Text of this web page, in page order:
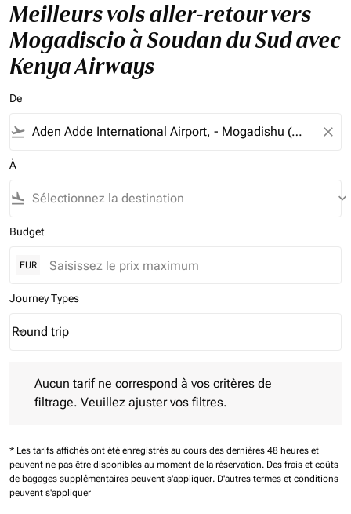
Meilleurs vols aller-retour vers
Mogadiscio à Soudan du Sud avec
Kenya Airways
De
flight_takeoff close
À
flight_land keyboard_arrow_down
Budget
EUR
Journey Types
Journey Types option Round trip Selected
Round trip
keyboard_arrow_down
Aucun tarif ne correspond à vos critères de
filtrage. Veuillez ajuster vos filtres.
* Les tarifs affichés ont été enregistrés au cours des dernières 48 heures et
peuvent ne pas être disponibles au moment de la réservation. Des frais et coûts
de bagages supplémentaires peuvent s'appliquer. D'autres termes et conditions
peuvent s'appliquer